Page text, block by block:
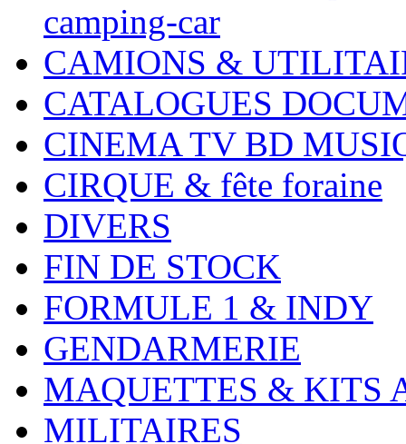
camping-car
CAMIONS &
CATALOGUES
CINEMA TV BD
CIRQUE & fête foraine
DIVERS
FIN DE STOCK
FORMULE 1 & INDY
GENDARMERIE
MAQUETTES & KITS
MILITAIRES